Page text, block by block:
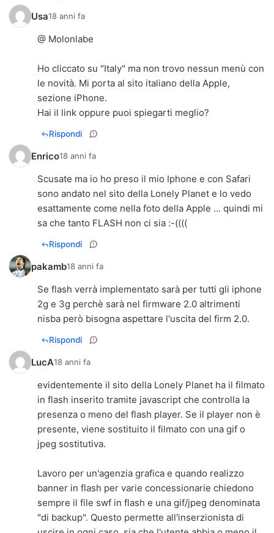
Usa18 anni fa
@ Molonlabe
Ho cliccato su "Italy" ma non trovo nessun menù con
le novità. Mi porta al sito italiano della Apple,
sezione iPhone.
Hai il link oppure puoi spiegarti meglio?
Rispondi
Enrico18 anni fa
Scusate ma io ho preso il mio Iphone e con Safari
sono andato nel sito della Lonely Planet e lo vedo
esattamente come nella foto della Apple ... quindi mi
sa che tanto FLASH non ci sia :-((((
Rispondi
pakamb18 anni fa
Se flash verrà implementato sarà per tutti gli iphone
2g e 3g perchè sarà nel firmware 2.0 altrimenti
nisba però bisogna aspettare l'uscita del firm 2.0.
Rispondi
LucA18 anni fa
evidentemente il sito della Lonely Planet ha il filmato
in flash inserito tramite javascript che controlla la
presenza o meno del flash player. Se il player non è
presente, viene sostituito il filmato con una gif o
jpeg sostitutiva.
Lavoro per un'agenzia grafica e quando realizzo
banner in flash per varie concessionarie chiedono
sempre il file swf in flash e una gif/jpeg denominata
"di backup". Questo permette all'inserzionista di